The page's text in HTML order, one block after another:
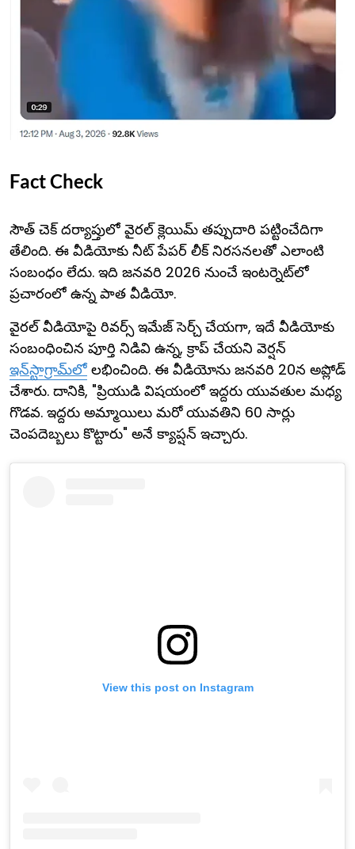
Fact Check
సౌత్ చెక్ దర్యాప్తులో వైరల్ క్లెయిమ్ తప్పుదారి పట్టించేదిగా
తేలింది. ఈ వీడియోకు నీట్ పేపర్ లీక్ నిరసనలతో ఎలాంటి
సంబంధం లేదు. ఇది జనవరి 2026 నుంచే ఇంటర్నెట్‌లో
ప్రచారంలో ఉన్న పాత వీడియో.
వైరల్ వీడియోపై రివర్స్ ఇమేజ్ సెర్చ్ చేయగా, ఇదే వీడియోకు
సంబంధించిన పూర్తి నిడివి ఉన్న, క్రాప్ చేయని వెర్షన్
ఇన్‌స్టాగ్రామ్‌లోలభించింది. ఈ వీడియోను జనవరి 20న అప్లోడ్
చేశారు. దానికి, "ప్రియుడి విషయంలో ఇద్దరు యువతుల మధ్య
గొడవ. ఇద్దరు అమ్మాయిలు మరో యువతిని 60 సార్లు
చెంపదెబ్బలు కొట్టారు" అనే క్యాప్షన్ ఇచ్చారు.
View this post on Instagram